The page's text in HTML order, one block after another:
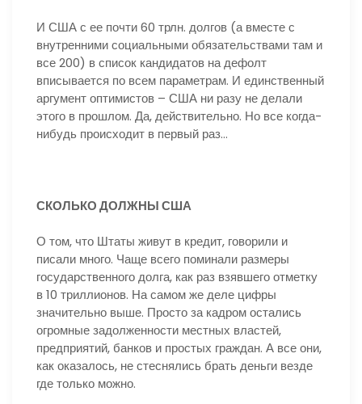
И США с ее почти 60 трлн. долгов (а вместе с
внутренними социальными обязательствами там и
все 200) в список кандидатов на дефолт
вписывается по всем параметрам. И единственный
аргумент оптимистов – США ни разу не делали
этого в прошлом. Да, действительно. Но все когда-
нибудь происходит в первый раз…
СКОЛЬКО ДОЛЖНЫ США
О том, что Штаты живут в кредит, говорили и
писали много. Чаще всего поминали размеры
государственного долга, как раз взявшего отметку
в 10 триллионов. На самом же деле цифры
значительно выше. Просто за кадром остались
огромные задолженности местных властей,
предприятий, банков и простых граждан. А все они,
как оказалось, не стеснялись брать деньги везде
где только можно.